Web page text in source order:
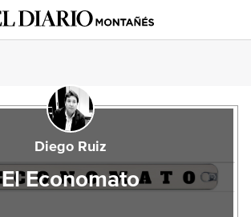
Diego Ruiz
El Economato